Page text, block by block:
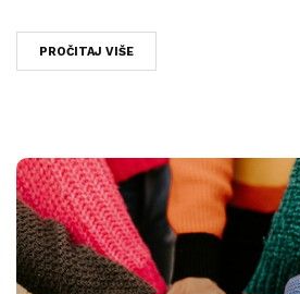
PROČITAJ VIŠE